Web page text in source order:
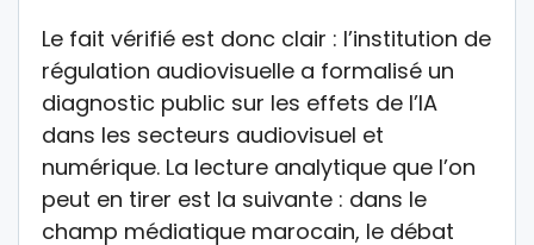
Le fait vérifié est donc clair : l’institution de
régulation audiovisuelle a formalisé un
diagnostic public sur les effets de l’IA
dans les secteurs audiovisuel et
numérique. La lecture analytique que l’on
peut en tirer est la suivante : dans le
champ médiatique marocain, le débat